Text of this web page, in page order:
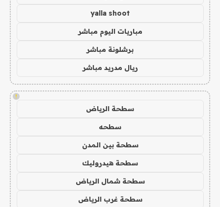
yalla shoot
مباريات اليوم مباشر
برشلونة مباشر
ريال مدريد مباشر
!
سطحة الرياض
سطحه
سطحة بين المدن
سطحة هيدروليك
سطحة شمال الرياض
سطحة غرب الرياض